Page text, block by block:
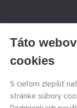
Táto
cookies
S cieľom zlepšiť
stránke súbory